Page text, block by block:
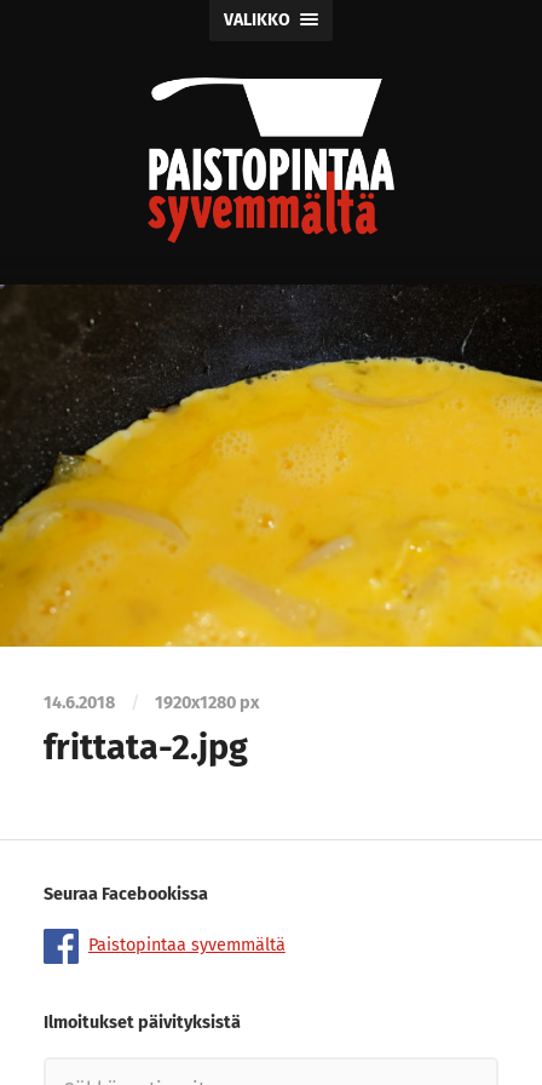
VALIKKO
14.6.2018 / 1920x1280 px
frittata-2.jpg
Seuraa Facebookissa
Paistopintaa syvemmältä
Ilmoitukset päivityksistä